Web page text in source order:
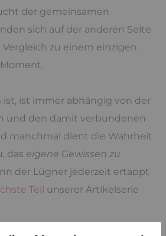
der gemeinsamen
sich auf der anderen Seite
Vergleich zu einem einzigen
ist immer abhängig von der
und den damit verbundenen
manchmal dient die Wahrheit
das eigene Gewissen zu
der Lügner jederzeit ertappt
Teil unserer Artikelserie